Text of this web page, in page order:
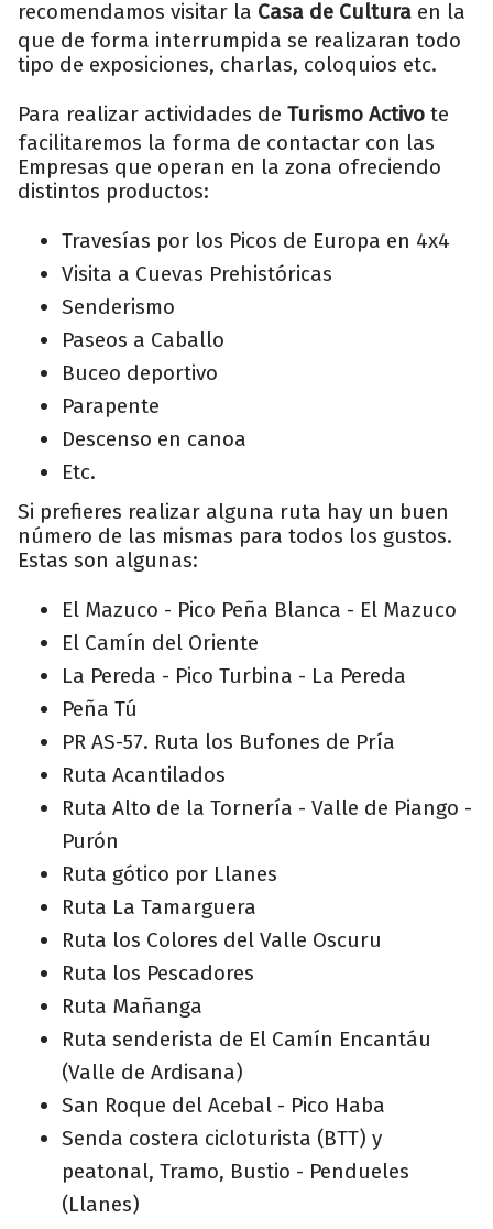
recomendamos visitar la Casa de Cultura en la
que de forma interrumpida se realizaran todo
tipo de exposiciones, charlas, coloquios etc.
Para realizar actividades de Turismo Activo te
facilitaremos la forma de contactar con las
Empresas que operan en la zona ofreciendo
distintos productos:
Travesías por los Picos de Europa en 4x4
Visita a Cuevas Prehistóricas
Senderismo
Paseos a Caballo
Buceo deportivo
Parapente
Descenso en canoa
Etc.
Si prefieres realizar alguna ruta hay un buen
número de las mismas para todos los gustos.
Estas son algunas:
El Mazuco - Pico Peña Blanca - El Mazuco
El Camín del Oriente
La Pereda - Pico Turbina - La Pereda
Peña Tú
PR AS-57. Ruta los Bufones de Pría
Ruta Acantilados
Ruta Alto de la Tornería - Valle de Piango -
Purón
Ruta gótico por Llanes
Ruta La Tamarguera
Ruta los Colores del Valle Oscuru
Ruta los Pescadores
Ruta Mañanga
Ruta senderista de El Camín Encantáu
(Valle de Ardisana)
San Roque del Acebal - Pico Haba
Senda costera cicloturista (BTT) y
peatonal, Tramo, Bustio - Pendueles
(Llanes)